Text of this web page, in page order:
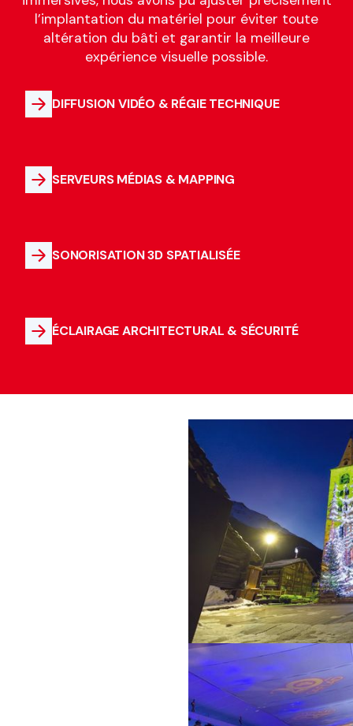
l’implantation du matériel pour éviter toute
altération du bâti et garantir la meilleure
expérience visuelle possible.
DIFFUSION VIDÉO & RÉGIE TECHNIQUE
SERVEURS MÉDIAS & MAPPING
SONORISATION 3D SPATIALISÉE
ÉCLAIRAGE ARCHITECTURAL & SÉCURITÉ